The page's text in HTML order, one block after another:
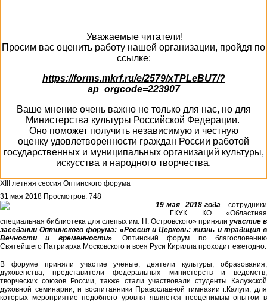
Уважаемые читатели!
Просим вас оценить работу нашей организации, пройдя по
ссылке:
https://forms.mkrf.ru/e/2579/xTPLeBU7/?
ap_orgcode=223907
Ваше мнение очень важно не только для нас, но для
Министерства культуры Российской Федерации.
Оно поможет получить независимую и честную
оценку удовлетворенности граждан России работой
государственных и муниципальных организаций культуры,
искусства и народного творчества.
XIII летняя сессия Оптинского форума
31 мая 2018 Просмотров: 748
19 мая 2018 года сотрудники
ГКУК КО «Областная
специальная библиотека для слепых им. Н. Островского» приняли участиев
заседании Оптинского форума: «Россия и Церковь: жизнь и традиция в
Вечности и временности». Оптинский форум по благословению
Святейшего Патриарха Московского и всея Руси Кирилла проходит ежегодно.
В форуме приняли участие ученые, деятели культуры, образования,
духовенства, представители федеральных министерств и ведомств,
творческих союзов России, также стали участвовали студенты Калужской
духовной семинарии, и воспитанники Православной гимназии г.Калуги, для
которых мероприятие подобного уровня является неоценимым опытом в